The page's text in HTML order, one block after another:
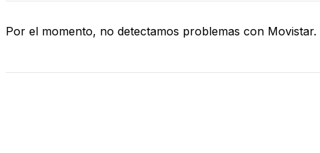
Por el momento, no detectamos problemas con Movistar.